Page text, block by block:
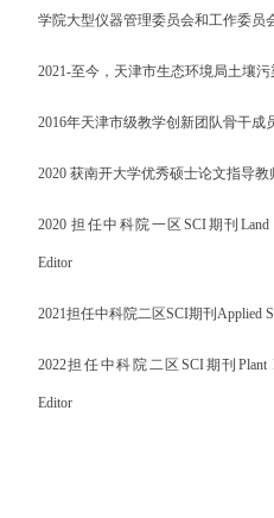
学院大型仪器管理委员会和工作委员
2021-至今，天津市生态环境局土壤污
2016年天津市级教学创新团队骨干成
2020 获南开大学优秀硕士论文指导教
2020担任中科院一区 SCI期刊 Land
Editor
2021担任中科院二区SCI期刊 Applied
2022担任中科院二区 SCI期刊Plant
Editor